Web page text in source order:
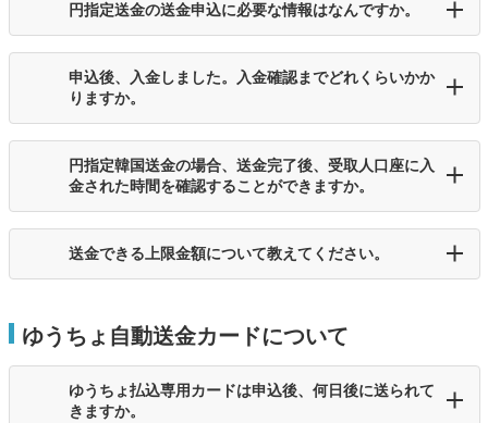
円指定送金の送金申込に必要な情報はなんですか。
申込後、入金しました。入金確認までどれくらいかか
りますか。
円指定韓国送金の場合、送金完了後、受取人口座に入
金された時間を確認することができますか。
送金できる上限金額について教えてください。
ゆうちょ自動送金カードについて
ゆうちょ払込専用カードは申込後、何日後に送られて
きますか。